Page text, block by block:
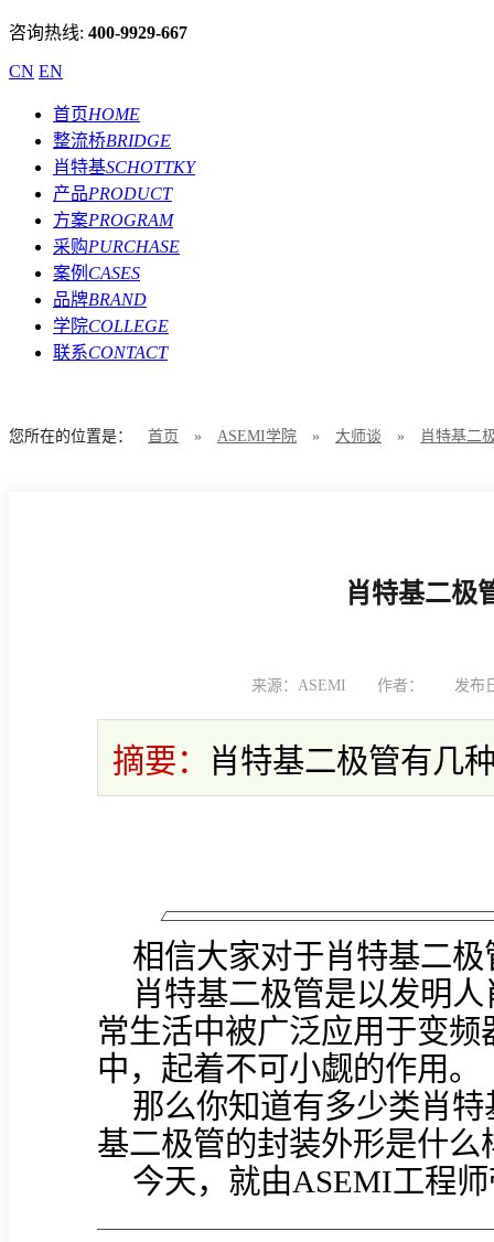
咨询热线: 400-9929-667
CN EN
首页HOME
整流桥BRIDGE
肖特基SCHOTTKY
产品PRODUCT
方案PROGRAM
采购PURCHASE
案例 CASES
品牌BRAND
学院COLLEGE
联系CONTACT
您所在的位置是： 首页 » ASEMI学院 » 大师谈 » 肖特基二
肖特基二极
来源：ASEMI 作者： 发布
摘要： 肖特基二极管有几
相信大家对于肖特基二
肖特基二极管是以发明
常生活中被广泛应用于变
中，起着不可小觑的作用。
那么你知道有多少类肖
基二极管的封装外形是什么
今天，就由ASEMI工程